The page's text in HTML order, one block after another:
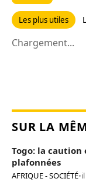
Les plus utiles
Chargement...
SUR LA
Togo: la
plafonnées
AFRIQUE - SOCIÉTÉ•